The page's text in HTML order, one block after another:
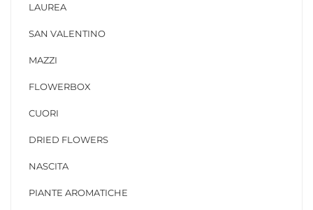
LAUREA
SAN VALENTINO
MAZZI
FLOWERBOX
CUORI
DRIED FLOWERS
NASCITA
PIANTE AROMATICHE